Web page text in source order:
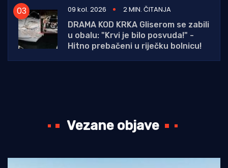
09 kol. 2026
2 MIN. ČITANJA
DRAMA KOD KRKA Gliserom se zabili
u obalu: "Krvi je bilo posvuda!" -
Hitno prebačeni u riječku bolnicu!
Vezane objave